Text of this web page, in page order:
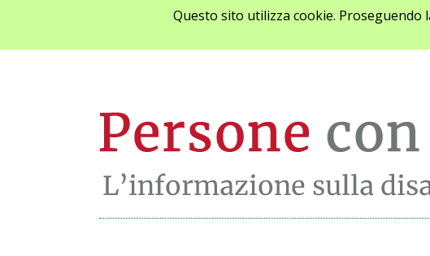
Questo sito utilizza cookie. Proseguendo